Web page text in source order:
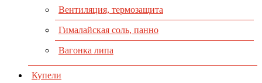
Вентиляция, термозащита
Гималайская соль, панно
Вагонка липа
Купели